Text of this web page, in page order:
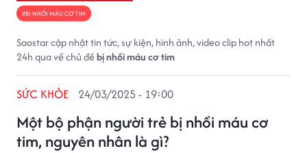
#BỊ NHỒI MÁU CƠ TIM
Saostar cập nhật tin tức, sự kiện, hình ảnh, video clip hot nhất
24h qua về chủ đềbị nhồi máu cơ tim
Một bộ phận người trẻ bị nhồi máu cơ
tim, nguyên nhân là gì?
SỨC KHỎE 24/03/2025 - 19:00